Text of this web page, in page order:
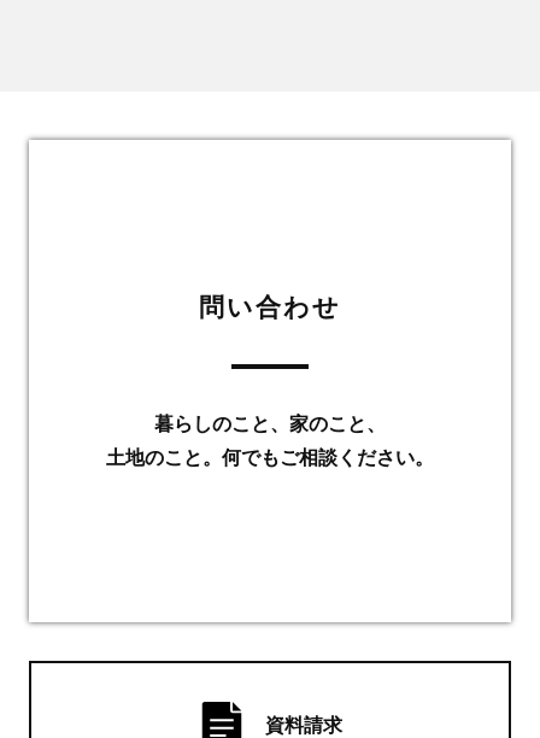
資料請求
問い合わせ
暮らしのこと、家のこと、
土地のこと。何でもご相談ください。